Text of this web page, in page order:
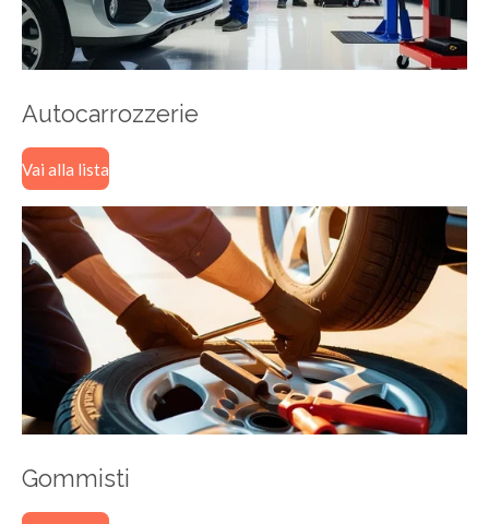
Autocarrozzerie
Vai alla lista
Gommisti